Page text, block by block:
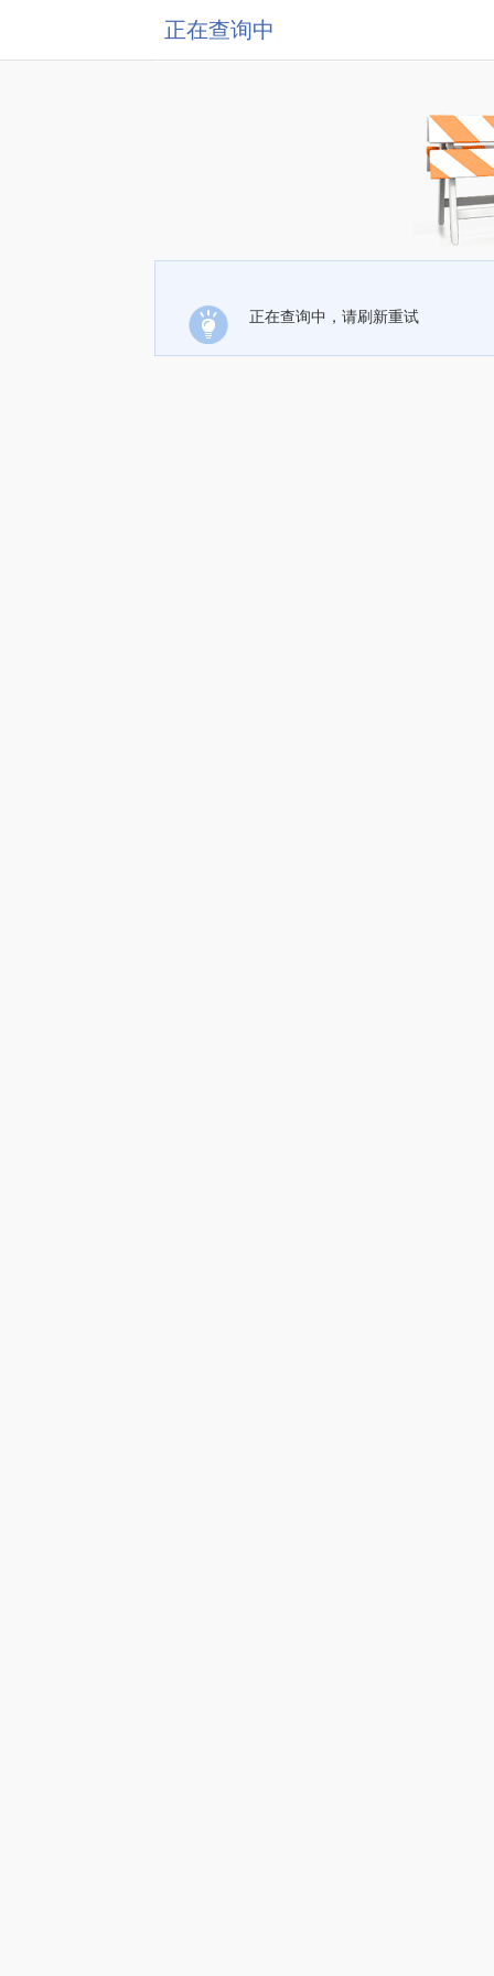
正在查询中
正在查询中，请刷新重试